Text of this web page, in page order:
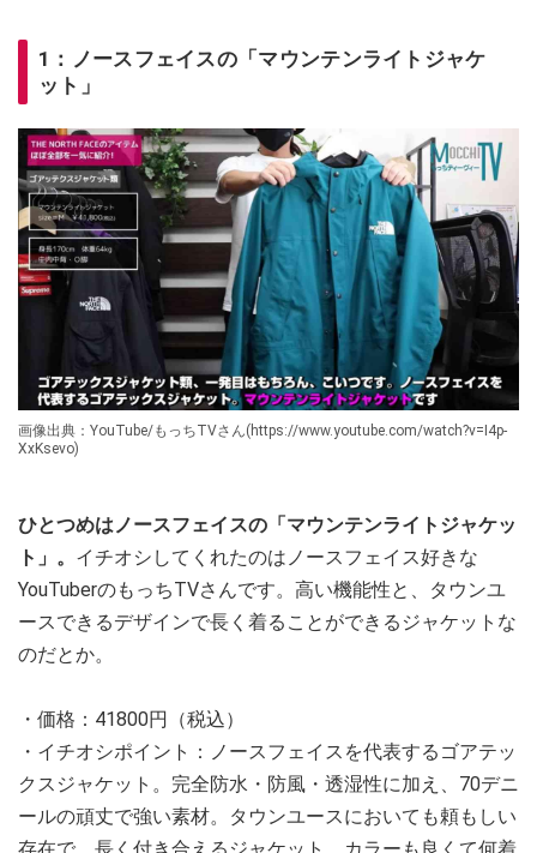
1：ノースフェイスの「マウンテンライトジャケ
ット」
画像出典：YouTube/もっちTVさん(https://www.youtube.com/watch?v=I4p-
XxKsevo)
ひとつめはノースフェイスの「マウンテンライトジャケッ
ト」。 イチオシしてくれたのはノースフェイス好きな
YouTuberのもっちTVさんです。高い機能性と、タウンユ
ースできるデザインで長く着ることができるジャケットな
のだとか。
・価格：41800円（税込）
・イチオシポイント：ノースフェイスを代表するゴアテッ
クスジャケット。完全防水・防風・透湿性に加え、70デニ
ールの頑丈で強い素材。タウンユースにおいても頼もしい